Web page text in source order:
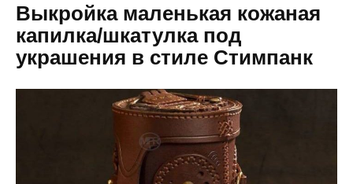
Выкройка маленькая кожаная
капилка/шкатулка под
украшения в стиле Стимпанк